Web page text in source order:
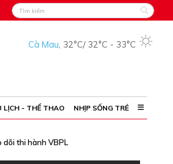
Cà Mau, 32°C/ 32°C - 33°C
LỊCH - THỂ THAO NHỊP SỐNG TRẺ
dõi thi hành VBPL